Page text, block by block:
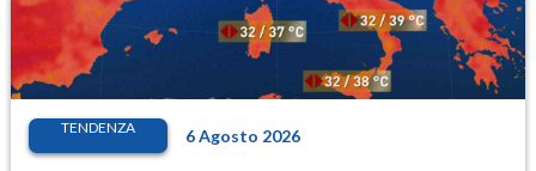
TENDENZA 6 Agosto 2026